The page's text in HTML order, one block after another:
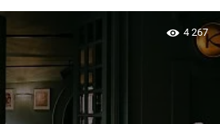
4 267